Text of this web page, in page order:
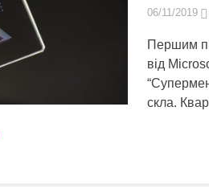
06/11/2019
Першим
від
скла.